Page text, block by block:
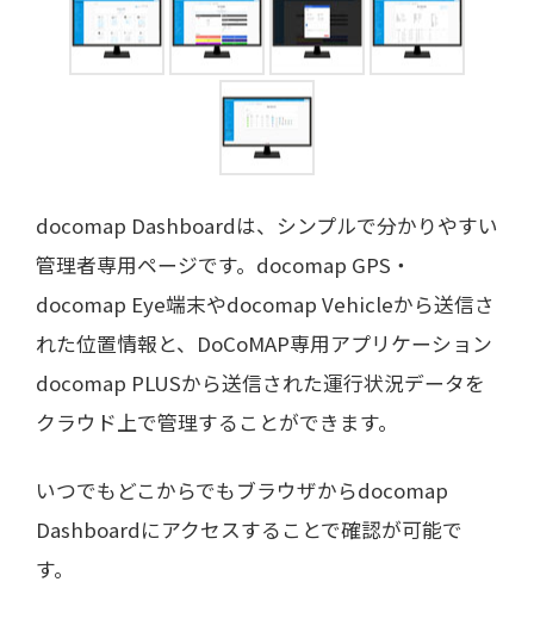
docomap Dashboardは、シンプルで分かりやすい
管理者専用ページです。docomap GPS・
docomap Eye端末やdocomap Vehicleから送信さ
れた位置情報と、DoCoMAP専用アプリケーション
docomap PLUSから送信された運行状況データを
クラウド上で管理することができます。
いつでもどこからでもブラウザからdocomap
Dashboardにアクセスすることで確認が可能で
す。